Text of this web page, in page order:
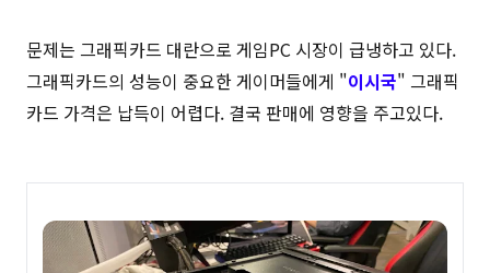
문제는 그래픽카드 대란으로 게임PC 시장이 급냉하고 있다.
그래픽카드의 성능이 중요한 게이머들에게 "이시국" 그래픽
카드 가격은 납득이 어렵다. 결국 판매에 영향을 주고있다.